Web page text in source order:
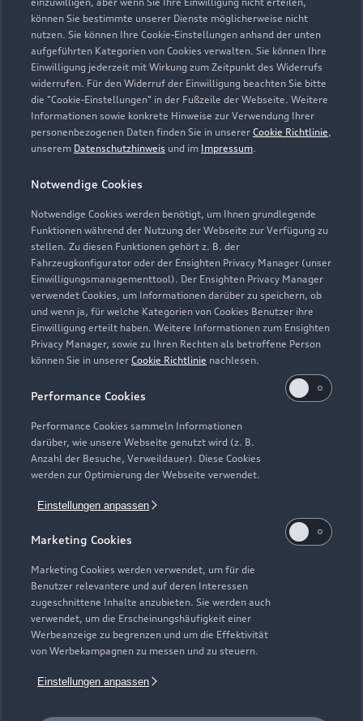
können Sie bestimmte unserer Dienste möglicherweise nicht
nutzen. Sie können Ihre Cookie-Einstellungen anhand der unten
aufgeführten Kategorien von Cookies verwalten. Sie können Ihre
Einwilligung jederzeit mit Wirkung zum Zeitpunkt des Widerrufs
widerrufen. Für den Widerruf der Einwilligung beachten Sie bitte
die "Cookie-Einstellungen" in der Fußzeile der Webseite. Weitere
Informationen sowie konkrete Hinweise zur Verwendung Ihrer
personenbezogenen Daten finden Sie in unserer Cookie Richtlinie,
unserem Datenschutzhinweis und im Impressum.
Notwendige Cookies
Notwendige Cookies werden benötigt, um Ihnen grundlegende
Funktionen während der Nutzung der Webseite zur Verfügung zu
stellen. Zu diesen Funktionen gehört z. B. der
Fahrzeugkonfigurator oder der Ensighten Privacy Manager (unser
Einwilligungsmanagementtool). Der Ensighten Privacy Manager
verwendet Cookies, um Informationen darüber zu speichern, ob
und wenn ja, für welche Kategorien von Cookies Benutzer ihre
Einwilligung erteilt haben. Weitere Informationen zum Ensighten
Privacy Manager, sowie zu Ihren Rechten als betroffene Person
können Sie in unserer Cookie Richtlinie nachlesen.
Performance Cookies
Performance Cookies sammeln Informationen
darüber, wie unsere Webseite genutzt wird (z. B.
Anzahl der Besuche, Verweildauer). Diese Cookies
werden zur Optimierung der Webseite verwendet.
Einstellungen anpassen
Marketing Cookies
Marketing Cookies werden verwendet, um für die
Benutzer relevantere und auf deren Interessen
zugeschnittene Inhalte anzubieten. Sie werden auch
verwendet, um die Erscheinungshäufigkeit einer
Werbeanzeige zu begrenzen und um die Effektivität
von Werbekampagnen zu messen und zu steuern.
Einstellungen anpassen
Zurück nach oben
Modelle
Elektromodelle
Plug-in-Hybride
Neuwagensuche
Gebrauchtwagensuche
Geschäftskunden
Service & Zubehör
Saisonale Angebote
Audi Services
Garantie
Audi digital services
myAudi
Support
Audi Code
Häufige Fragen (FAQ)
Audi Online Beratung
Online-Terminvereinbarung
Servicekontakt
Über Audi
Unternehmen
Karriere
Investor Relations
© 2026 AUDI AG. Alle Rechte vorbehalten
Impressum Rechtliches